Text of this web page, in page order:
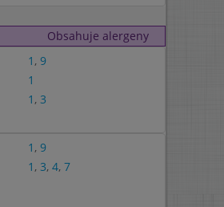
Obsahuje alergeny
1 , 9
1
1 , 3
1 , 9
1 , 3, 4, 7